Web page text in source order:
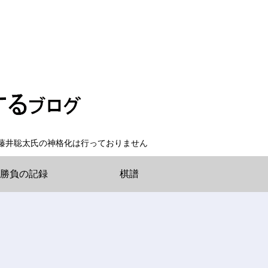
聡太氏の神格化は行っておりません
勝負の記録 棋譜